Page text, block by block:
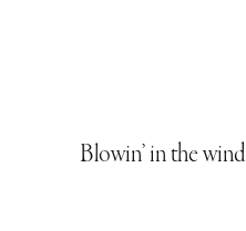
Blowin’ in the wind